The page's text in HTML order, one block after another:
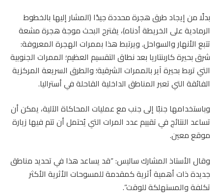
بدلًا من إيجاد طرق هجرة محددة جيدًا (المشار إليها بالخطوط
الرمادية على الخريطة أدناه)، يقترح البحث موجة هجرة مشعة
تتبع الأنهار والسواحل. ويرتبط هذا بممرات الهجرة المعروفة:
شرق بحيرة كاربنتاريا بعد نطاق التقسيم العظيم؛ الممرات الجنوبية
التي تربط بحيرة آير بالممرات الشرقية؛ والطرق السريعة المركزية
الفائقة التي تعبر المناطق الداخلية القاحلة في أستراليا.
وباستخدامها جنبًا إلى جنب مع عمليات المحاكاة الآلية، يمكن أن
تساعد النتائج في تقييم عدد المرات التي يُحتمل أن تتم فيها زيارة
موقع معين.
وقال الأستاذ المشارك ساليس: “قد يساعد هذا في تحديد مناطق
جديدة ذات أهمية أثرية كمقدمة للمسوحات الأثرية الأكثر
تكلفة والمستهلكة للوقت”.